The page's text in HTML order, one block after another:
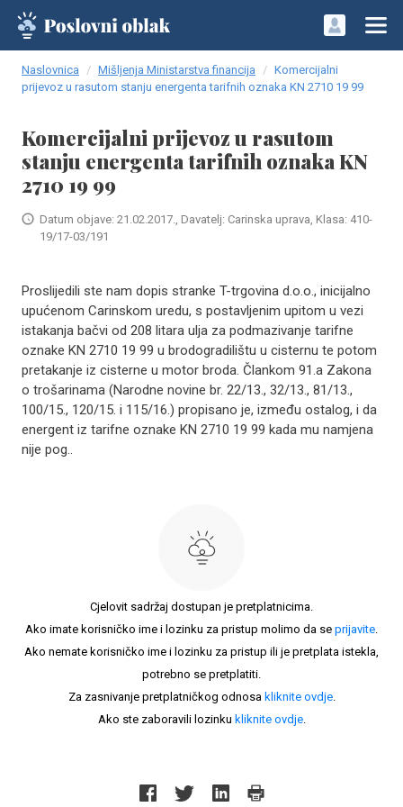
Naslovnica Mišljenja Ministarstva financija
Komercijalni
prijevoz u rasutom stanju energenta tarifnih oznaka KN 2710 19 99
Komercijalni prijevoz u rasutom
stanju energenta tarifnih oznaka KN
2710 19 99
Datum objave: 21.02.2017., Davatelj: Carinska uprava, Klasa: 410-
19/17-03/191
Proslijedili ste nam dopis stranke T-trgovina d.o.o., inicijalno
upućenom Carinskom uredu, s postavljenim upitom u vezi
istakanja bačvi od 208 litara ulja za podmazivanje tarifne
oznake KN 2710 19 99 u brodogradilištu u cisternu te potom
pretakanje iz cisterne u motor broda. Člankom 91.a Zakona
o trošarinama (Narodne novine br. 22/13., 32/13., 81/13.,
100/15., 120/15. i 115/16.) propisano je, između ostalog, i da
energent iz tarifne oznake KN 2710 19 99 kada mu namjena
nije pog..
Cjelovit sadržaj dostupan je pretplatnicima.
Ako imate korisničko ime i lozinku za pristup molimo da se prijavite.
Ako nemate korisničko ime i lozinku za pristup ili je pretplata istekla,
potrebno se pretplatiti.
Za zasnivanje pretplatničkog odnosa kliknite ovdje.
Ako ste zaboravili lozinku kliknite ovdje.